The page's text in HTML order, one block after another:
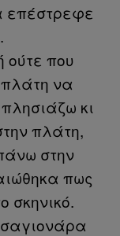
επέστρεφε
που
πλάτη να
κι
πλάτη,
στην
πως
σκηνικό.